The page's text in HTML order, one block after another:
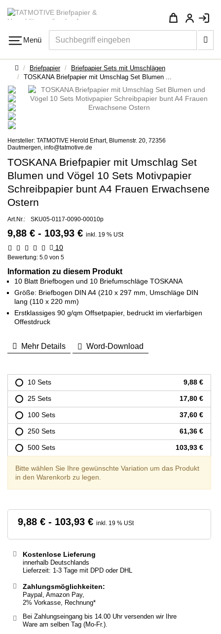
Navigation
Menü
Startseite
Briefpapier
Briefpapier Sets mit Umschlägen
TOSKANA Briefpapier mit Umschlag Set Blumen ...
Hersteller: TATMOTIVE Herold Erhart, Blumenstr. 20, 72356
Dautmergen, info@tatmotive.de
TOSKANA Briefpapier mit Umschlag Set
Blumen und Vögel 10 Sets Motivpapier
Schreibpapier bunt A4 Frauen Erwachsene
Ostern
Art.Nr.: SKU05-0117-0090-00010p
9,88 € - 103,93 € inkl. 19 % USt
10
Bewertung: 5.0 von 5
Information zu diesem Produkt
10 Blatt Briefbogen und 10 Briefumschläge TOSKANA
Größe: Briefbogen DIN A4 (210 x 297 mm, Umschläge DIN
lang (110 x 220 mm)
Erstklassiges 90 g/qm Offsetpapier, bedruckt im vierfarbigen
Offestdruck
Mehr Details Word-Download
10 Sets 9,88 €
25 Sets 17,80 €
100 Sets 37,60 €
250 Sets 61,36 €
500 Sets 103,93 €
Bitte wählen Sie Ihre gewünschte Variation um das Produkt
in den Warenkorb zu legen.
9,88 € - 103,93 € inkl. 19 % USt
Kostenlose Lieferung
innerhalb Deutschlands
Lieferzeit: 1-3 Tage mit DPD oder DHL
Zahlungsmöglichkeiten:
Paypal, Amazon Pay,
2% Vorkasse, Rechnung*
Bei Zahlungseingang bis 14.00 Uhr versenden wir Ihre
Ware am selben Tag (Mo-Fr.).